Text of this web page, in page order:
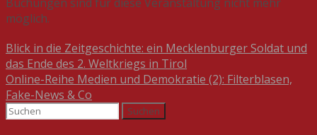
möglich.
Beitragsnavigation
Blick in die Zeitgeschichte: ein Mecklenburger Soldat und
das Ende des 2. Weltkriegs in Tirol
Online-Reihe Medien und Demokratie (2): Filterblasen,
Fake-News & Co
Suchen